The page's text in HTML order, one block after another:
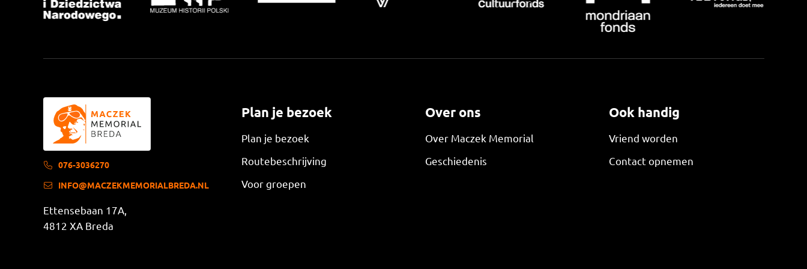
076-3036270
INFO@MACZEKMEMORIALBREDA.NL
Ettensebaan 17A,
4812 XA Breda
Plan je bezoek
Plan je bezoek
Routebeschrijving
Voor groepen
Over ons
Over Maczek Memorial
Geschiedenis
Ook handig
Vriend worden
Contact opnemen